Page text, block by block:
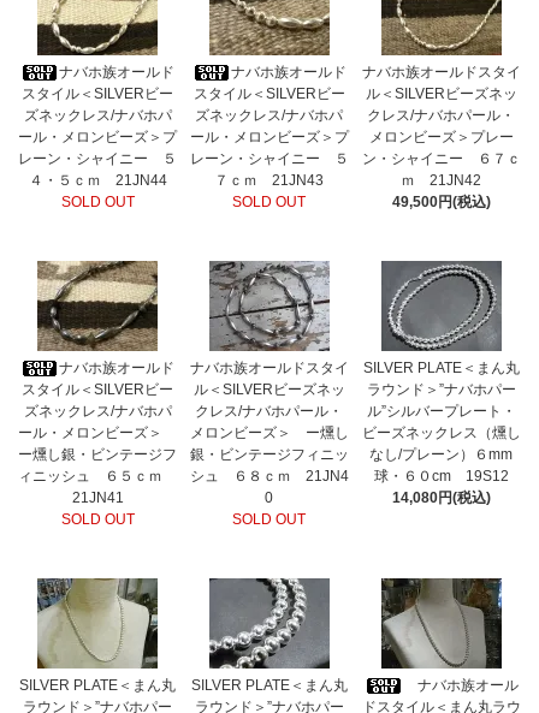
ナバホ族オールド
スタイル＜SILVERビー
ズネックレス/ナバホパ
ール・メロンビーズ＞プ
レーン・シャイニー ５
４・５ｃｍ 21JN44
SOLD OUT
ナバホ族オールド
スタイル＜SILVERビー
ズネックレス/ナバホパ
ール・メロンビーズ＞プ
レーン・シャイニー ５
７ｃｍ 21JN43
SOLD OUT
ナバホ族オールドスタイ
ル＜SILVERビーズネッ
クレス/ナバホパール・
メロンビーズ＞プレー
ン・シャイニー ６７ｃ
ｍ 21JN42
49,500円(税込)
ナバホ族オールド
スタイル＜SILVERビー
ズネックレス/ナバホパ
ール・メロンビーズ＞
ー燻し銀・ビンテージフ
ィニッシュ ６５ｃｍ
21JN41
SOLD OUT
ナバホ族オールドスタイ
ル＜SILVERビーズネッ
クレス/ナバホパール・
メロンビーズ＞ ー燻し
銀・ビンテージフィニッ
シュ ６８ｃｍ 21JN4
0
SOLD OUT
SILVER PLATE＜まん丸
ラウンド＞”ナバホパー
ル”シルバープレート・
ビーズネックレス（燻し
なし/プレーン）６mm
球・６０cm 19S12
14,080円(税込)
SILVER PLATE＜まん丸
ラウンド＞”ナバホパー
SILVER PLATE＜まん丸
ラウンド＞”ナバホパー
ナバホ族オール
ドスタイル＜まん丸ラウ